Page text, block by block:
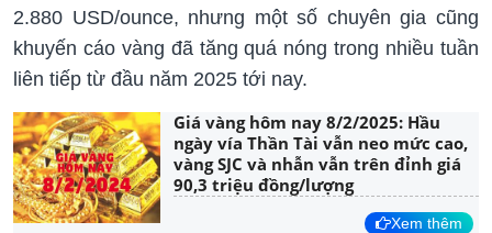
2.880 USD/ounce, nhưng một số chuyên gia cũng
khuyến cáo vàng đã tăng quá nóng trong nhiều tuần
liên tiếp từ đầu năm 2025 tới nay.
Giá vàng hôm nay 8/2/2025: Hầu
ngày vía Thần Tài vẫn neo mức cao,
vàng SJC và nhẫn vẫn trên đỉnh giá
90,3 triệu đồng/lượng
Xem thêm